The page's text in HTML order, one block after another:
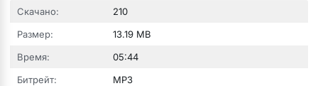
Скачано:
210
Размер:
13.19 MB
Время:
05:44
Битрейт:
MP3